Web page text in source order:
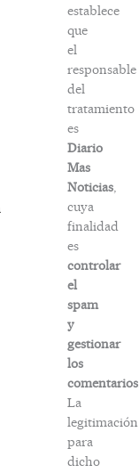
establece
que
el
responsable
del
tratamiento
es
Diario
Mas
Noticias,
cuya
finalidad
es
controlar
el
spam
y
gestionar
los
comentarios.
La
legitimación
para
dicho